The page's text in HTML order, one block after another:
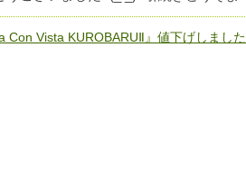
Con Vista KUROBARUⅡ』値下げしまし